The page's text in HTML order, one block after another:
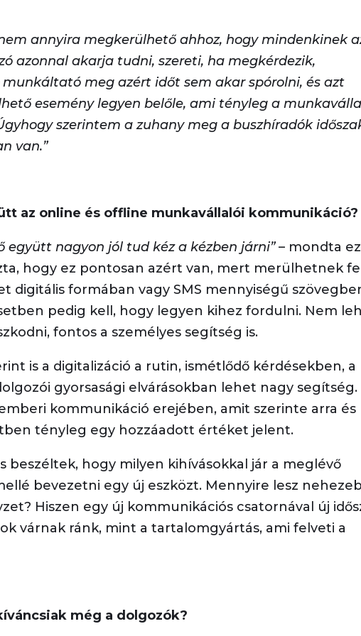
annyira megkerülhető ahhoz, hogy mindenkinek
azonnal akarja tudni, szereti, ha megkérdezik,
meg azért időt sem akar spórolni, és azt
esemény legyen belőle, ami tényleg a
szerintem a zuhany meg a buszhíradók
van.”
az online és offline munkavállalói kommunikáció?
együtt nagyon jól tud kéz a kézben járni”– mondta
hogy ez pontosan azért van, mert merülhetnek fel
digitális formában vagy SMS mennyiségű
pedig kell, hogy legyen kihez fordulni. Nem
fontos a személyes segítség is.
is a digitalizáció a rutin, ismétlődő kérdésekben, a
gyorsasági elvárásokban lehet nagy segítség.
kommunikáció erejében, amit szerinte arra és
tényleg egy hozzáadott értéket jelent.
beszéltek, hogy milyen kihívásokkal jár a meglévő
bevezetni egy új eszközt. Mennyire lesz
Hiszen egy új kommunikációs csatornával új
várnak ránk, mint a tartalomgyártás, ami felveti a
még a dolgozók?